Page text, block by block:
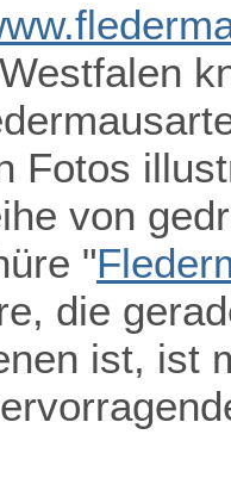
Fotos
von
"
die
ist, ist